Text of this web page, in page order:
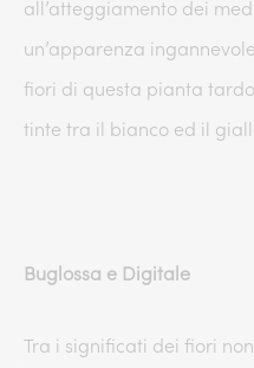
all’atteggiamento dei
un’apparenza
fiori di questa pianta
tinte tra il bianco ed il
Buglossa e Digitale
Tra i significati dei fiori